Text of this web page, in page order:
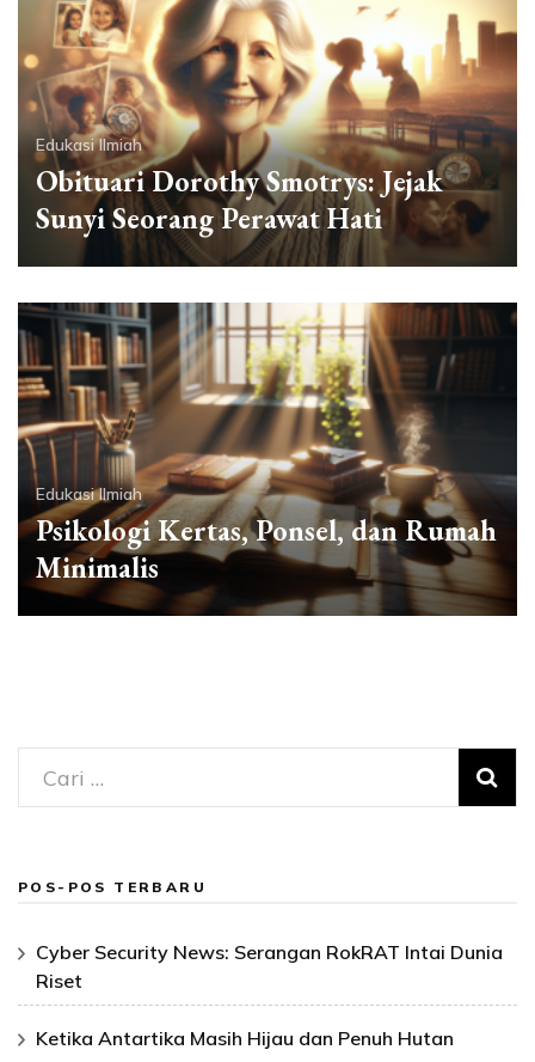
Edukasi Ilmiah
Obituari Dorothy Smotrys: Jejak
Sunyi Seorang Perawat Hati
Edukasi Ilmiah
Psikologi Kertas, Ponsel, dan Rumah
Minimalis
Cari
untuk:
POS-POS TERBARU
Cyber Security News: Serangan RokRAT Intai Dunia
Riset
Ketika Antartika Masih Hijau dan Penuh Hutan